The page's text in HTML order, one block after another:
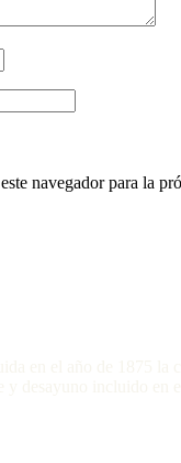
navegador para la